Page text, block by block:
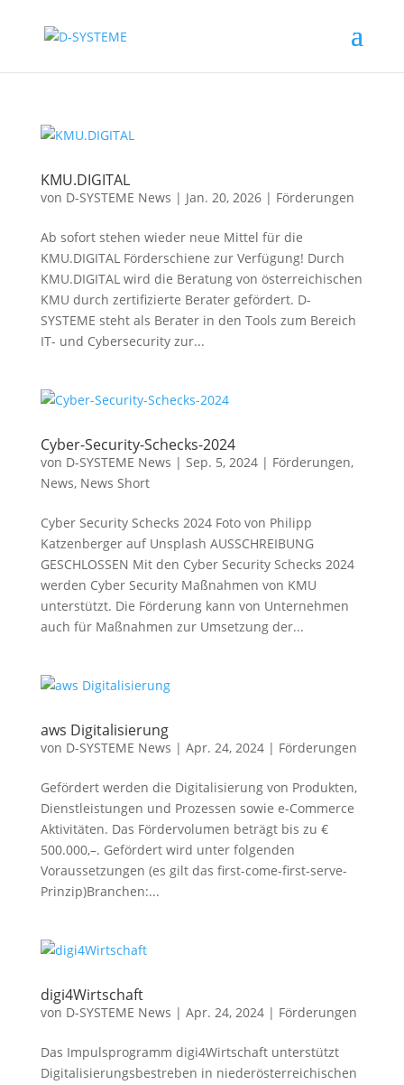
KMU.DIGITAL
von D-SYSTEME News | Jan. 20, 2026| Förderungen
Ab sofort stehen wieder neue Mittel für die
KMU.DIGITAL Förderschiene zur Verfügung! Durch
KMU.DIGITAL wird die Beratung von österreichischen
KMU durch zertifizierte Berater gefördert. D-
SYSTEME steht als Berater in den Tools zum Bereich
IT- und Cybersecurity zur...
Cyber-Security-Schecks-2024
von D-SYSTEME News | Sep. 5, 2024| Förderungen,
News, News Short
Cyber Security Schecks 2024 Foto von Philipp
Katzenberger auf Unsplash AUSSCHREIBUNG
GESCHLOSSEN Mit den Cyber Security Schecks 2024
werden Cyber Security Maßnahmen von KMU
unterstützt. Die Förderung kann von Unternehmen
auch für Maßnahmen zur Umsetzung der...
aws Digitalisierung
von D-SYSTEME News | Apr. 24, 2024| Förderungen
Gefördert werden die Digitalisierung von Produkten,
Dienstleistungen und Prozessen sowie e-Commerce
Aktivitäten. Das Fördervolumen beträgt bis zu €
500.000,–. Gefördert wird unter folgenden
Voraussetzungen (es gilt das first-come-first-serve-
Prinzip)Branchen:...
digi4Wirtschaft
von D-SYSTEME News | Apr. 24, 2024| Förderungen
Das Impulsprogramm digi4Wirtschaft unterstützt
Digitalisierungsbestreben in niederösterreichischen